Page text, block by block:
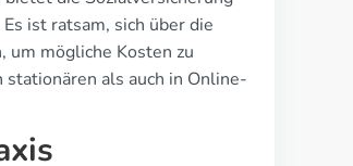
ist ratsam, sich über die
um mögliche Kosten zu
als auch in Online-